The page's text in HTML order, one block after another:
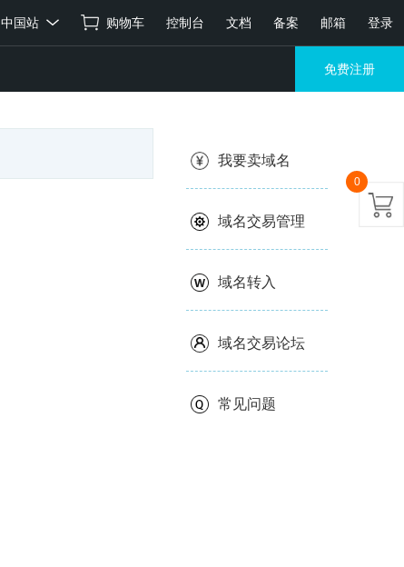
购物车 控制台 文档 备案 邮箱 登录
中国站
免费注册
我要卖域名
域名交易管理
域名转入
域名交易论坛
常见问题
0